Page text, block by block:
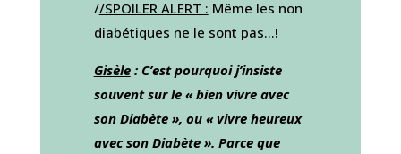
//SPOILER ALERT : Même les non
diabétiques ne le sont pas…!
Gisèle: C’est pourquoi j’insiste
souvent sur le « bien vivre avec
son Diabète », ou « vivre heureux
avec son Diabète ». Parce que